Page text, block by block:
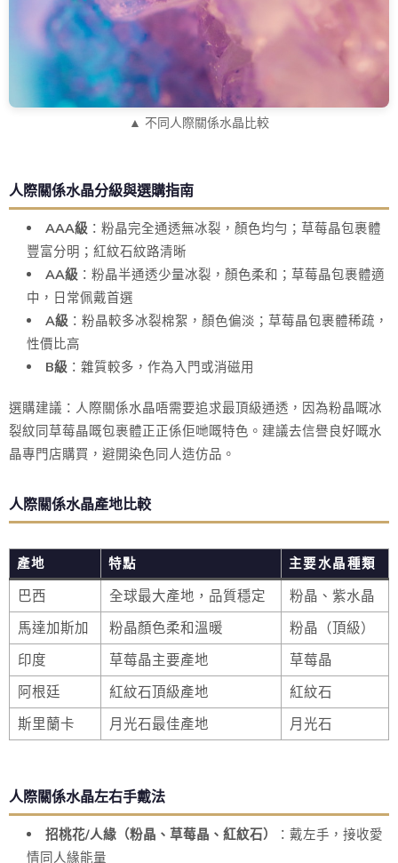
▲ 不同人際關係水晶比較
人際關係水晶分級與選購指南
AAA級 ：粉晶完全通透無冰裂，顏色均勻；草莓晶包裹體
豐富分明；紅紋石紋路清晰
AA級 ：粉晶半通透少量冰裂，顏色柔和；草莓晶包裹體適
中，日常佩戴首選
A級 ：粉晶較多冰裂棉絮，顏色偏淡；草莓晶包裹體稀疏，
性價比高
B級 ：雜質較多，作為入門或消磁用
選購建議：人際關係水晶唔需要追求最頂級通透，因為粉晶嘅冰
裂紋同草莓晶嘅包裹體正正係佢哋嘅特色。建議去信譽良好嘅水
晶專門店購買，避開染色同人造仿品。
人際關係水晶產地比較
產地 特點 主要水晶種類
巴西 全球最大產地，品質穩定
粉晶、紫水晶
馬達加斯加
粉晶顏色柔和溫暖
粉晶（頂級）
印度
草莓晶主要產地
草莓晶
阿根廷
紅紋石頂級產地
紅紋石
斯里蘭卡
月光石最佳產地 月光石
人際關係水晶左右手戴法
招桃花/人緣（粉晶、草莓晶、紅紋石）
：戴左手，接收愛
情同人緣能量